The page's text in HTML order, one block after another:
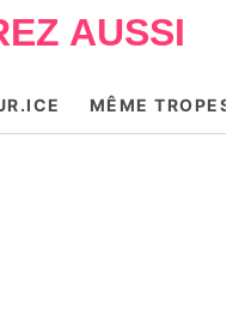
AUSSI
MÊME TROPES